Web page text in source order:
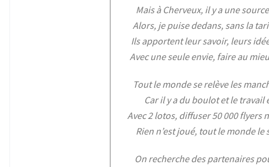
Mais à Cherveux, il y a une
Alors, je puise dedans, sans la
Ils apportent leur savoir, leurs
Avec une seule envie, faire au
Tout le monde se relève les
Car il y a du boulot et le travail
Avec 2 lotos, diffuser 50 000 flyers
Rien n’est joué, tout le monde le
On recherche des partenaires